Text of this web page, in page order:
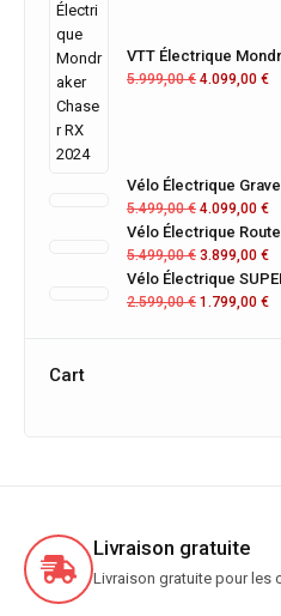
VTT Électrique
5.999,00€ 4.099,00 €
Vélo Électrique
5.499,00€ 4.099,00 €
Vélo Électrique Route
5.499,00€ 3.899,00 €
Vélo Électrique
2.599,00€ 1.799,00 €
Cart
Livraison gratuite
Livraison gratuite pour les